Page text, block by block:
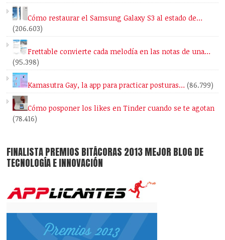
Cómo restaurar el Samsung Galaxy S3 al estado de…
(206.603)
Frettable convierte cada melodía en las notas de una…
(95.398)
Kamasutra Gay, la app para practicar posturas… (86.799)
Cómo posponer los likes en Tinder cuando se te agotan
(78.416)
FINALISTA PREMIOS BITÁCORAS 2013 MEJOR BLOG DE
TECNOLOGÍA E INNOVACIÓN